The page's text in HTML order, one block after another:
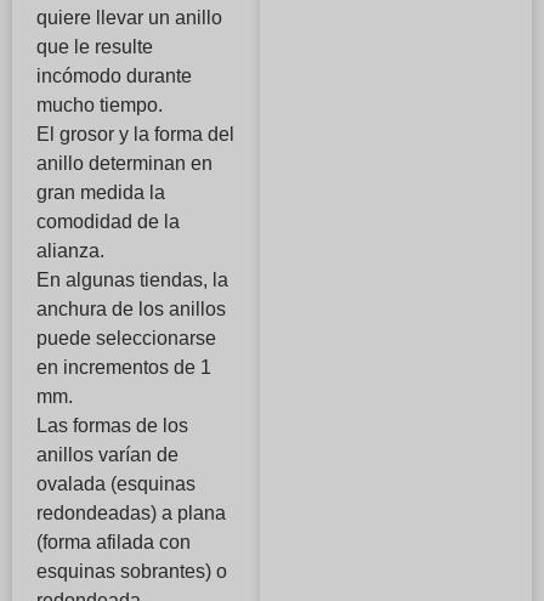
quiere llevar un anillo
que le resulte
incómodo durante
mucho tiempo.
El grosor y la forma del
anillo determinan en
gran medida la
comodidad de la
alianza.
En algunas tiendas, la
anchura de los anillos
puede seleccionarse
en incrementos de 1
mm.
Las formas de los
anillos varían de
ovalada (esquinas
redondeadas) a plana
(forma afilada con
esquinas sobrantes) o